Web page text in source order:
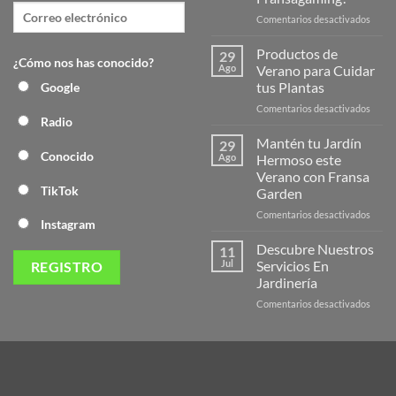
¿Cómo nos has conocido?
Google
Radio
Conocido
TikTok
Instagram
Comentarios desactivados
Página
29
Ago
Productos de
Verano para Cuidar
tus Plantas
Comentarios desactivados
29
Ago
Mantén tu Jardín
Hermoso este
Verano con Fransa
Garden
Comentarios desactivados
Jardín
11
Jul
Descubre Nuestros
Servicios En
Jardinería
Comentarios desactivados